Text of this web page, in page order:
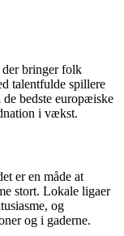
bringer folk
talentfulde spillere
bedste europæiske
i vækst.
er en måde at
stort. Lokale ligaer
og
og i gaderne.